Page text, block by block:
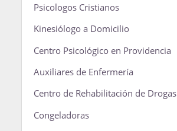
Psicologos Cristianos
Kinesiólogo a Domicilio
Centro Psicológico en Providencia
Auxiliares de Enfermería
Centro de Rehabilitación de Drogas
Congeladoras